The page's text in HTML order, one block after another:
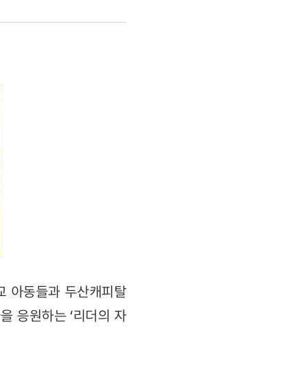
아동들과 두산캐피탈
응원하는 ‘리더의 자